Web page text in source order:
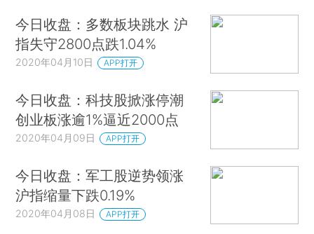
今日收盘：多数板块跳水 沪
指失守2800点跌1.04%
2020年04月10日 APP打开
今日收盘：科技股掀涨停潮
创业板涨逾1%逼近2000点
2020年04月09日 APP打开
今日收盘：军工股逆势领涨
沪指缩量下跌0.19%
2020年04月08日 APP打开